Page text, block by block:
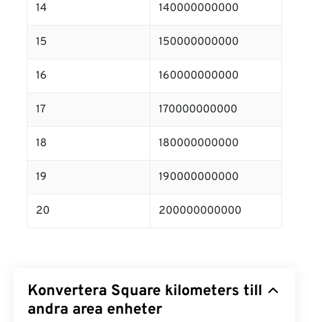
14 140000000000
15 150000000000
16 160000000000
17 170000000000
18 180000000000
19 190000000000
20 200000000000
Konvertera Square kilometers till
andra area enheter